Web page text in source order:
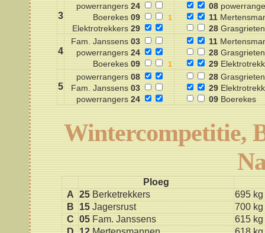
3
powerrangers 24
Boerekes 09
Elektrotrekkers 29
08
11
28Grasgrieten
4
Fam. Janssens 03
powerrangers 24
Boerekes 09
11
28Grasgrieten
29
5
powerrangers 08
Fam. Janssens 03
powerrangers 24
28Grasgrieten
29
09Boerekes
Wintercompetitie,
Ploeg
A 25 Berketrekkers
695 kg
B
15 Jagersrust
700 kg
C 05 Fam. Janssens
615 kg